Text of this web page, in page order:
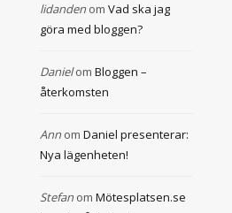
lidanden om Vad ska jag
göra med bloggen?
Danielom Bloggen –
återkomsten
Ann om Daniel presenterar:
Nya lägenheten!
Stefan om Mötesplatsen.se